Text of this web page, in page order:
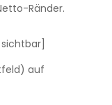
Ränder.
auf